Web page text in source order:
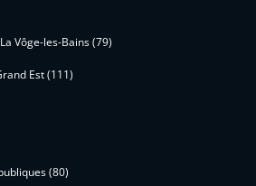
Vôge-les-Bains(79)
Est(111)
(80)